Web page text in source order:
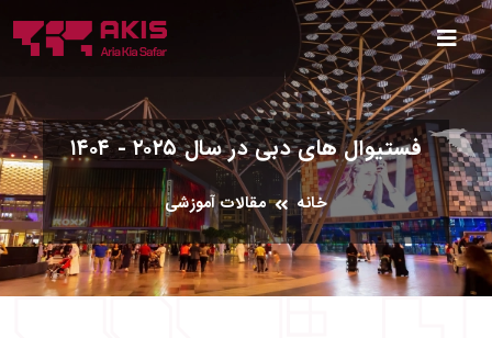
فستیوال های دبی در سال ۲۰۲۵ - ۱۴۰۴
خانه مقالات آموزشی